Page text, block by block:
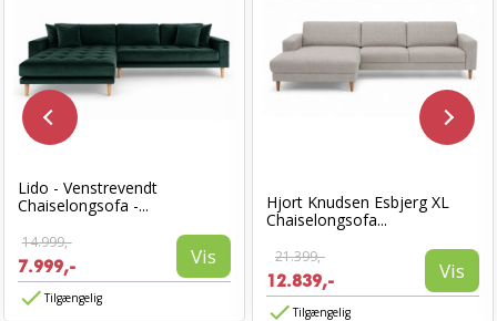
Lido - Venstrevendt
Chaiselongsofa -...
14.999,-
7.999,- Vis
Tilgængelig
Hjort Knudsen Esbjerg XL
Chaiselongsofa...
21.399,-
12.839,- Vis
Tilgængelig